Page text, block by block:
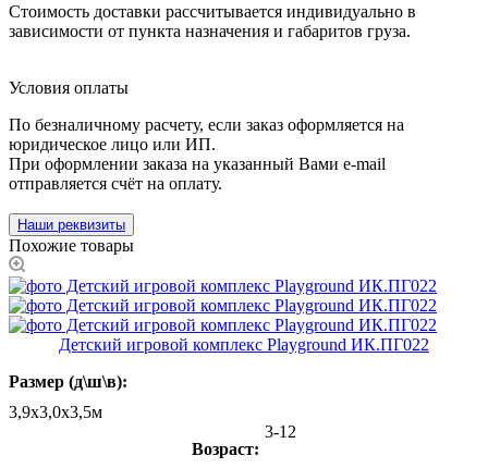
Стоимость доставки рассчитывается индивидуально в
зависимости от пункта назначения и габаритов груза.
Условия оплаты
По безналичному расчету, если заказ оформляется на
юридическое лицо или ИП.
При оформлении заказа на указанный Вами e-mail
отправляется счёт на оплату.
Наши реквизиты
Похожие товары
Детский игровой комплекс Playground ИК.ПГ022
Размер (д\ш\в):
3,9х3,0х3,5м
Возраст:
3-12